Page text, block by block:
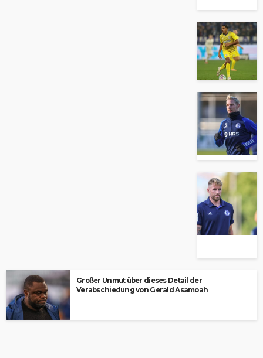
Großer Unmut über dieses Detail der
Verabschiedung von Gerald Asamoah